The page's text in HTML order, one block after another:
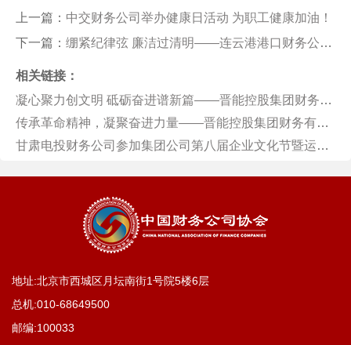
上一篇： 中交财务公司举办健康日活动 为职工健康加油！
下一篇： 绷紧纪律弦 廉洁过清明——连云港港口财务公司开展节前廉洁提醒
相关链接：
凝心聚力创文明 砥砺奋进谱新篇——晋能控股集团财务有限公司扎实推进精神文明创建工作
传承革命精神，凝聚奋进力量——晋能控股集团财务有限公司党支部主题党日活动
甘肃电投财务公司参加集团公司第八届企业文化节暨运动会
地址:北京市西城区月坛南街1号院5楼6层
总机:010-68649500
邮编:100033